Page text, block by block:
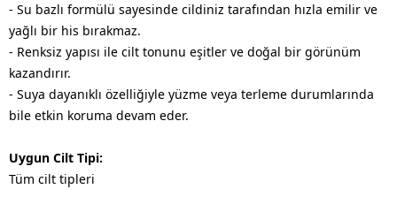
- Su bazlı formülü sayesinde cildiniz tarafından hızla emilir ve
yağlı bir his bırakmaz.
- Renksiz yapısı ile cilt tonunu eşitler ve doğal bir görünüm
kazandırır.
- Suya dayanıklı özelliğiyle yüzme veya terleme durumlarında
bile etkin koruma devam eder.
Uygun Cilt Tipi:
Tüm cilt tipleri